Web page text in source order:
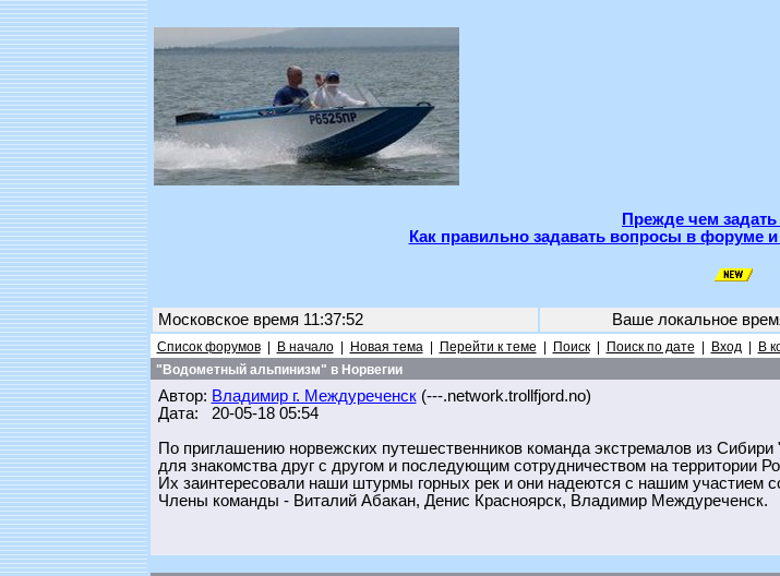
Прежде чем
Как правильно задавать вопросы в форуме
Московское время 11:37:52 Ваше локальное
Список форумов| В начало| Новая тема| Перейти к теме Поиск| Поиск по дате Вход| В
"Водометный альпинизм" в Норвегии
Автор: Владимир г. Междуреченск(---.network.trollfjord.no)
Дата: 20-05-18 05:54
По приглашению норвежских путешественников команда экстремалов из
для знакомства друг с другом и последующим сотрудничеством на территории
Их заинтересовали наши штурмы горных рек и они надеются с нашим участием
Члены команды - Виталий Абакан, Денис Красноярск, Владимир Междуреченск.